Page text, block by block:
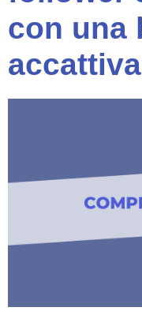
con una